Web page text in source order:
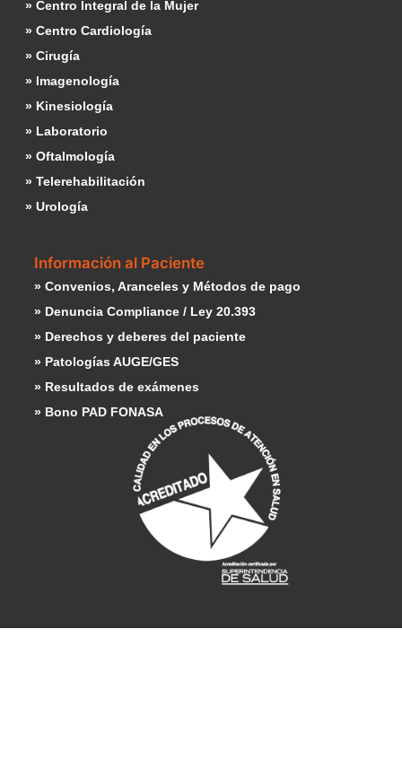
» Centro Integral de la Mujer
» Centro Cardiología
» Cirugía
» Imagenología
» Kinesiología
» Laboratorio
» Oftalmología
» Telerehabilitación
» Urología
Información al Paciente
» Convenios, Aranceles y Métodos de pago
» Denuncia Compliance / Ley 20.393
» Derechos y deberes del paciente
» Patologías AUGE/GES
» Resultados de exámenes
» Bono PAD FONASA